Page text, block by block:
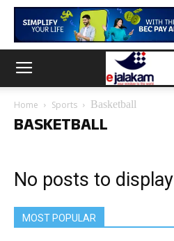
Home Sports Basketball
BASKETBALL
No posts to display
MOST POPULAR